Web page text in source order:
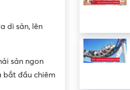
di sản, lên
sản ngon
bắt đầu chiêm